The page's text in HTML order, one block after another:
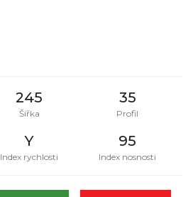
245
Šířka
35
Profil
Y
Index rychlosti
95
Index nosnosti